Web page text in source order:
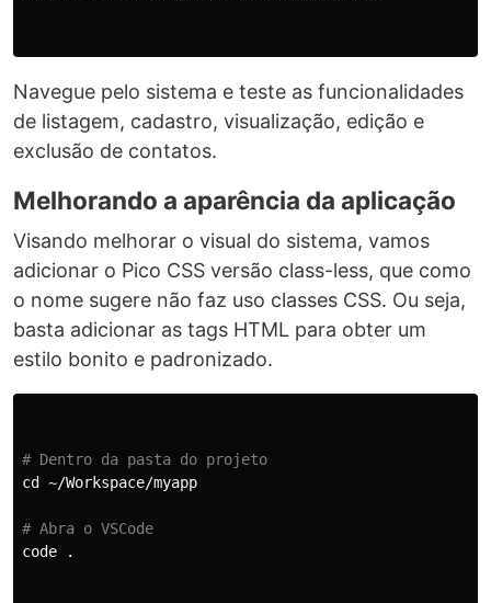
Navegue pelo sistema e teste as funcionalidades
de listagem, cadastro, visualização, edição e
exclusão de contatos.
Melhorando a aparência da aplicação
Visando melhorar o visual do sistema, vamos
adicionar o Pico CSS versão class-less, que como
o nome sugere não faz uso classes CSS. Ou seja,
basta adicionar as tags HTML para obter um
estilo bonito e padronizado.
# Dentro da pasta do projeto
cd
~/Workspace/myapp
# Abra o VSCode
code
.